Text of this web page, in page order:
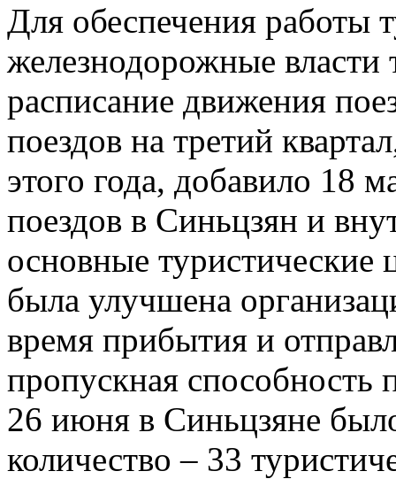
Для обеспечения работы
железнодорожные власти
расписание движения
поездов на третий
этого года, добавило 18
поездов в Синьцзян и
основные
была улучшена
время прибытия и
пропускная способность
26 июня в Синьцзяне
количество – 33